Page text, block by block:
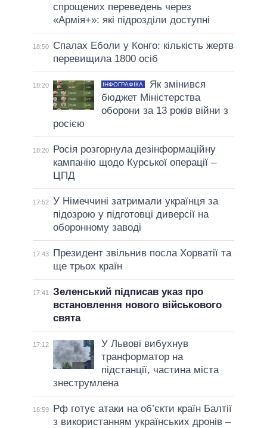
спрощених переведень через
«Армія+»: які підрозділи доступні
18:50
Спалах Еболи у Конго: кількість жертв
перевищила 1800 осіб
18:20 ІНФОГРАФІКА
Як змінився
бюджет Міністерства
оборони за 13 років війни з
росією
18:20
Росія розгорнула дезінформаційну
кампанію щодо Курської операції –
ЦПД
17:52 У Німеччині затримали українця за
підозрою у підготовці диверсії на
оборонному заводі
17:43
Президент звільнив посла Хорватії та
ще трьох країн
17:41
Зеленський підписав указ про
встановлення нового військового
свята
17:12
У Львові вибухнув
транформатор на
підстанції, частина міста
знеструмлена
16:59
Рф готує атаки на об’єкти країн Балтії
з використанням українських дронів –